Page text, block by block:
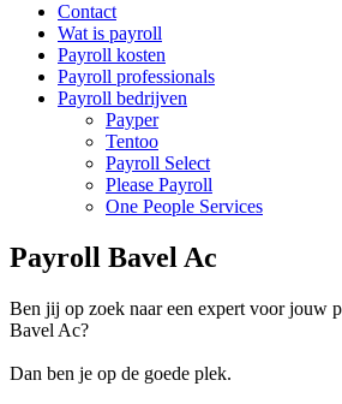
Contact
Wat is payroll
Payroll kosten
Payroll professionals
Payroll bedrijven
Payper
Tentoo
Payroll Select
Please Payroll
One People Services
Payroll Bavel Ac
Ben jij op zoek naar een expert voor jouw
Bavel Ac?
Dan ben je op de goede plek.